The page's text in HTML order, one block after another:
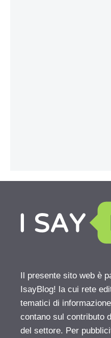
Il presente sito web è
IsayBlog! la cui rete
tematici di
contano sul contributo
del settore. Per